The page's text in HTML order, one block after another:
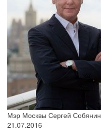
Мэр Москвы Сергей Собянин
21.07.2016